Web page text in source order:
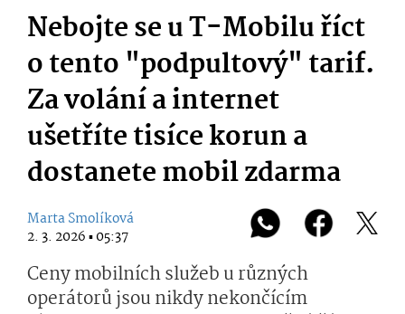
Nebojte se u T-Mobilu říct
o tento "podpultový" tarif.
Za volání a internet
ušetříte tisíce korun a
dostanete mobil zdarma
Marta Smolíková
2. 3. 2026 ▪ 05:37
Ceny mobilních služeb u různých
operátorů jsou nikdy nekončícím